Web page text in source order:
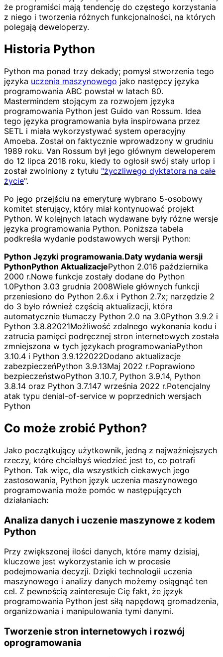
że programiści mają tendencję do częstego korzystania
z niego i tworzenia różnych funkcjonalności, na których
polegają deweloperzy.
Historia Python
Python ma ponad trzy dekady; pomysł stworzenia tego
języka uczenia maszynowego jako następcy języka
programowania ABC powstał w latach 80.
Mastermindem stojącym za rozwojem języka
programowania Python jest Guido van Rossum. Idea
tego języka programowania była inspirowana przez
SETL i miała wykorzystywać system operacyjny
Amoeba. Został on faktycznie wprowadzony w grudniu
1989 roku. Van Rossum był jego głównym deweloperem
do 12 lipca 2018 roku, kiedy to ogłosił swój stały urlop i
został zwolniony z tytułu "życzliwego dyktatora na całe
życie".
Po jego przejściu na emeryturę wybrano 5-osobowy
komitet sterujący, który miał kontynuować projekt
Python. W kolejnych latach wydawane były różne wersje
języka programowania Python. Poniższa tabela
podkreśla wydanie podstawowych wersji Python:
Python Języki programowania.Daty wydania wersji
PythonPython AktualizacjePython 2.016 października
2000 r.Nowe funkcje zostały dodane do Python
1.0Python 3.03 grudnia 2008Wiele głównych funkcji
przeniesiono do Python 2.6.x i Python 2.7x; narzędzie 2
do 3 było również częścią aktualizacji, która
automatycznie tłumaczy Python 2.0 na 3.0Python 3.9.2 i
Python 3.8.82021Możliwość zdalnego wykonania kodu i
zatrucia pamięci podręcznej stron internetowych została
zmniejszona w tych językach programowaniaPython
3.10.4 i Python 3.9.122022Dodano aktualizacje
zabezpieczeńPython 3.9.13Maj 2022 r.Poprawiono
bezpieczeństwoPython 3.10.7, Python 3.9.14, Python
3.8.14 oraz Python 3.7.147 września 2022 r.Potencjalny
atak typu denial-of-service w poprzednich wersjach
Python
Co może zrobić Python?
Jako początkujący użytkownik, jedną z najważniejszych
rzeczy, które chciałbyś wiedzieć jest to, co potrafi
Python. Tak więc, dla wszystkich ciekawych jego
zastosowania, Python język uczenia maszynowego
programowania może pomóc w następujących
działaniach:
Analiza danych i uczenie maszynowe z kodem
Python
Przy zwiększonej ilości danych, które mamy dzisiaj,
kluczowe jest wykorzystanie ich w procesie
podejmowania decyzji. Dzięki technologii uczenia
maszynowego i analizy danych możemy osiągnąć ten
cel. Z pewnością zainteresuje Cię fakt, że język
programowania Python jest siłą napędową gromadzenia,
organizowania i manipulowania tymi danymi.
Tworzenie stron internetowych i rozwój
oprogramowania